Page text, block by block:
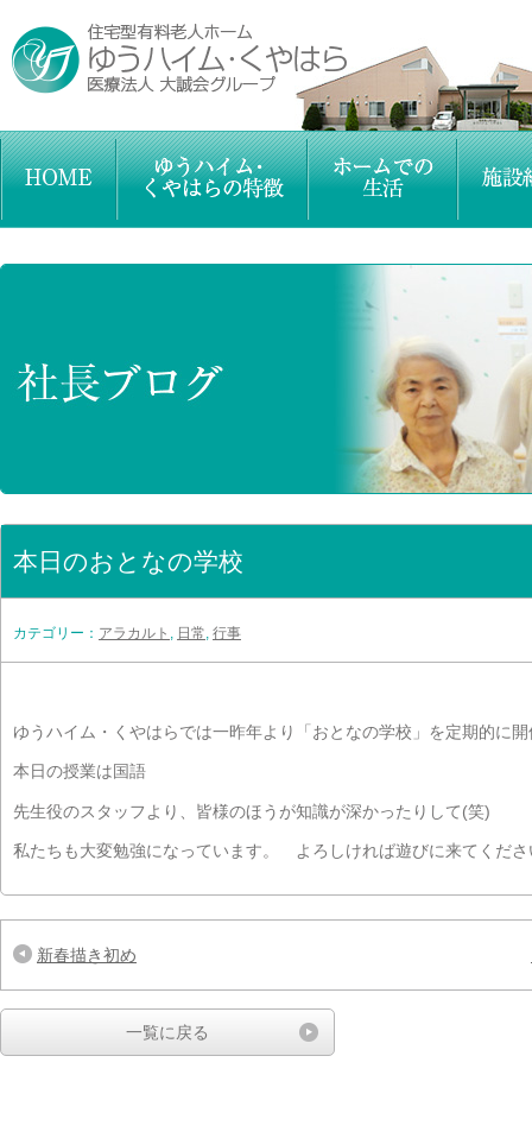
本日のおとなの学校
カテゴリー： アラカルト , 日常, 行事
ゆうハイム・くやはらでは一昨年より「おとなの学校」を定期的に
本日の授業は国語
先生役のスタッフより、皆様のほうが知識が深かったりして(笑)
私たちも大変勉強になっています。 よろしければ遊びに来てくださ
新春描き初め
一覧に戻る